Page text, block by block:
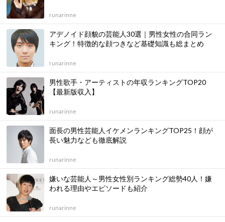
runarinne
アデノイド顔貌の芸能人30選｜男性女性の合同ラン
キング！特徴的な顔つきなど基礎知識も総まとめ
runarinne
男性歌手・アーティストの年収ランキングTOP20
【最新版収入】
runarinne
面長の男性芸能人イケメンランキングTOP25！顔が
長い魅力なども徹底解説
runarinne
嫌いな芸能人～男性女性別ランキング総勢40人！嫌
われる理由やエピソードも紹介
runarinne